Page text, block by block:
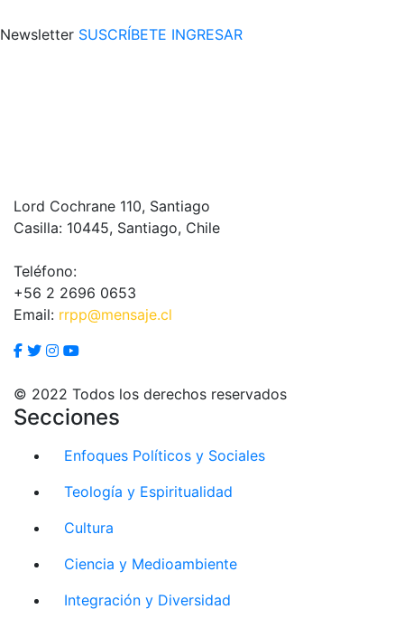
Newsletter SUSCRÍBETE INGRESAR
Lord Cochrane 110, Santiago
Casilla: 10445, Santiago, Chile
Teléfono:
+56 2 2696 0653
Email: rrpp@mensaje.cl
© 2022 Todos los derechos reservados
Secciones
Enfoques Políticos y Sociales
Teología y Espiritualidad
Cultura
Ciencia y Medioambiente
Integración y Diversidad